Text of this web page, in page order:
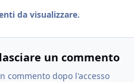
da visualizzare.
un commento
commento dopo l'accesso